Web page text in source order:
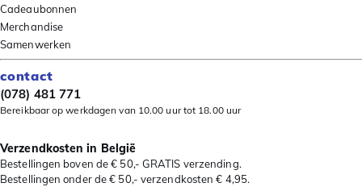
Cadeaubonnen
Merchandise
Samenwerken
contact
(078) 481 771
Bereikbaar op werkdagen van 10.00 uur tot 18.00 uur
Verzendkosten in België
Bestellingen boven de € 50,- GRATIS verzending.
Bestellingen onder de € 50,- verzendkosten € 4,95.